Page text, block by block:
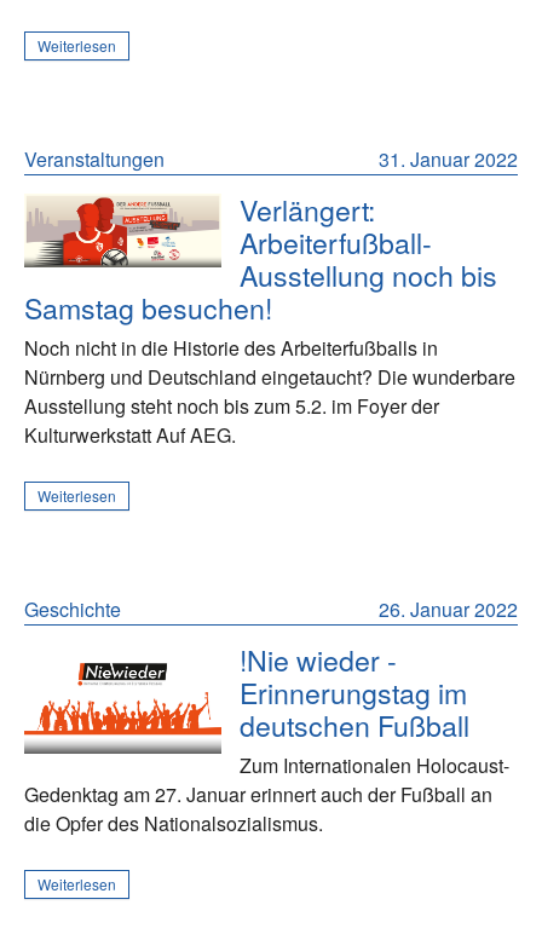
Weiterlesen
31. Januar 2022
Veranstaltungen
Verlängert:
Arbeiterfußball-
Ausstellung noch bis
Samstag besuchen!
Noch nicht in die Historie des Arbeiterfußballs in
Nürnberg und Deutschland eingetaucht? Die wunderbare
Ausstellung steht noch bis zum 5.2. im Foyer der
Kulturwerkstatt Auf AEG.
Weiterlesen
26. Januar 2022
Geschichte
!Nie wieder -
Erinnerungstag im
deutschen Fußball
Zum Internationalen Holocaust-
Gedenktag am 27. Januar erinnert auch der Fußball an
die Opfer des Nationalsozialismus.
Weiterlesen